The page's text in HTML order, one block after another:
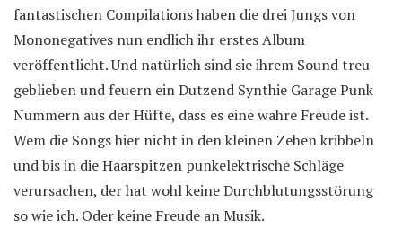
fantastischen Compilations haben die drei Jungs von
Mononegatives nun endlich ihr erstes Album
veröffentlicht. Und natürlich sind sie ihrem Sound treu
geblieben und feuern ein Dutzend Synthie Garage Punk
Nummern aus der Hüfte, dass es eine wahre Freude ist.
Wem die Songs hier nicht in den kleinen Zehen kribbeln
und bis in die Haarspitzen punkelektrische Schläge
verursachen, der hat wohl keine Durchblutungsstörung
so wie ich. Oder keine Freude an Musik.